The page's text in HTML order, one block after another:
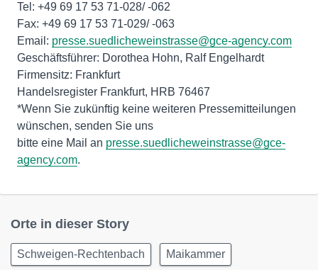
Tel: +49 69 17 53 71-028/ -062
Fax: +49 69 17 53 71-029/ -063
Email: presse.suedlicheweinstrasse@gce-agency.com
Geschäftsführer: Dorothea Hohn, Ralf Engelhardt
Firmensitz: Frankfurt
Handelsregister Frankfurt, HRB 76467
*Wenn Sie zukünftig keine weiteren Pressemitteilungen
wünschen, senden Sie uns
bitte eine Mail an presse.suedlicheweinstrasse@gce-
agency.com.
Orte in dieser Story
Schweigen-Rechtenbach Maikammer